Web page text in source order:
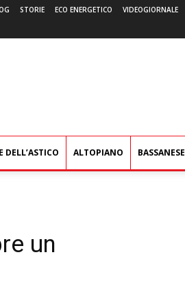
STORIE ECO ENERGETICO VIDEOGIORNALE
DELL’ASTICO ALTOPIANO BASSANESE
un